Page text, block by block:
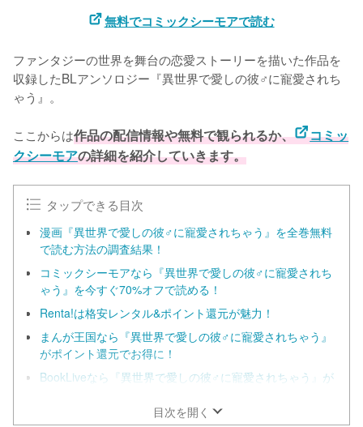
無料でコミックシーモアで読む
ファンタジーの世界を舞台の恋愛ストーリーを描いた作品を
収録したBLアンソロジー『異世界で愛しの彼♂に寵愛されち
ゃう』。
ここからは作品の配信情報や無料で観られるか、
コミッ
クシーモアの詳細を紹介していきます。
タップできる目次
漫画『異世界で愛しの彼♂に寵愛されちゃう』を全巻無料
で読む方法の調査結果！
コミックシーモアなら『異世界で愛しの彼♂に寵愛されち
ゃう』を今すぐ70%オフで読める！
Renta!は格安レンタル&ポイント還元が魅力！
まんが王国なら『異世界で愛しの彼♂に寵愛されちゃう』
がポイント還元でお得に！
BookLiveなら『異世界で愛しの彼♂に寵愛されちゃう』が
目次を開く